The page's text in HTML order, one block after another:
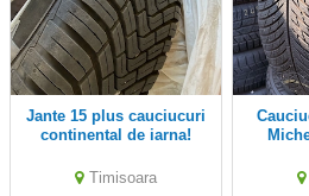
jante 15 plus cauciucuri
continental de iarna!
Timisoara
Cauciucuri 235/40 R19